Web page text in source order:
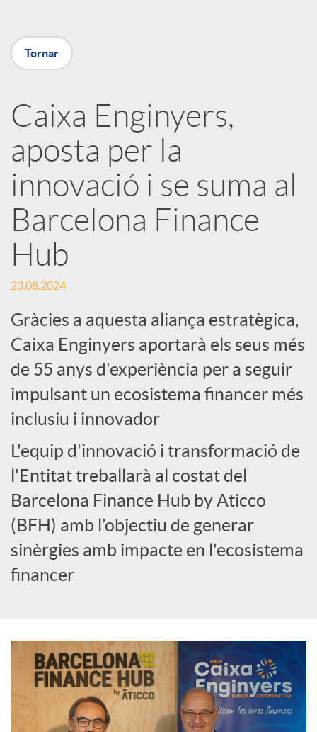
r
a
X
a
r
x
e
s
S
o
c
i
a
s
Tornar
Caixa Enginyers,
aposta per la
innovació i se suma al
Barcelona Finance
Hub
23.08.2024
Gràcies a aquesta aliança estratègica,
Caixa Enginyers aportarà els seus més
de 55 anys d'experiència per a seguir
impulsant un ecosistema financer més
inclusiu i innovador
L'equip d'innovació i transformació de
l'Entitat treballarà al costat del
Barcelona Finance Hub by Aticco
(BFH) amb l’objectiu de generar
sinèrgies amb impacte en l'ecosistema
financer